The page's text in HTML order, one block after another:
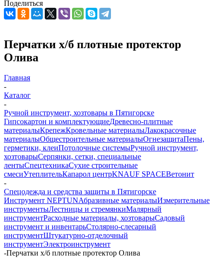
Поделиться
Перчатки х/б плотные протектор
Олива
Главная
-
Каталог
-
Ручной инструмент, хозтовары в Пятигорске
Гипсокартон и комплектующиеДревесно-плитные
материалыКрепежКровельные материалыЛакокрасочные
материалыОбщестроительные материалыОгнезащитаПены,
герметики, клеиПотолочные системыРучной инструмент,
хозтоварыСерпянки, сетки, специальные
лентыСпецтехникаСухие строительные
смесиУтеплительКапарол центрKNAUF SPACEВетонит
-
Спецодежда и средства защиты в Пятигорске
Инструмент NEPTUNАбразивные материалыИзмерительные
инструментыЛестницы и стремянкиМалярный
инструментРасходные материалы, хозтоварыСадовый
инструмент и инвентарьСтолярно-слесарный
инструментШтукатурно-отделочный
инструментЭлектроинструмент
-Перчатки х/б плотные протектор Олива